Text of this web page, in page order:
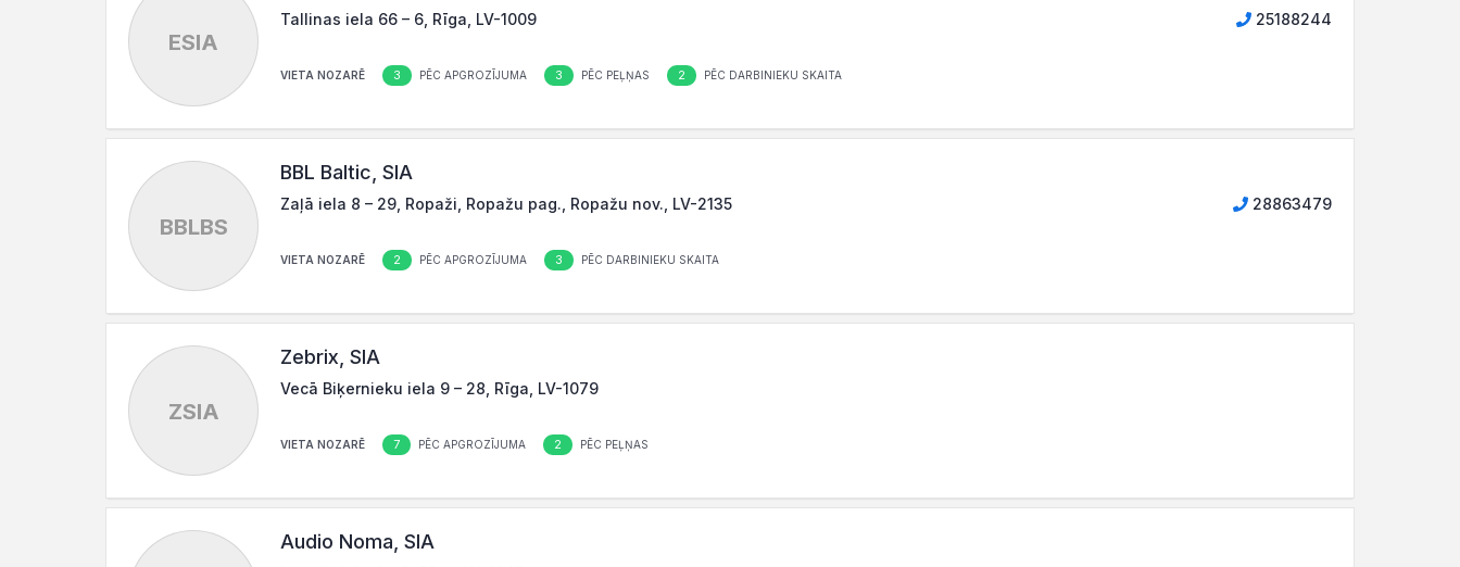
ESIA
Tallinas iela 66 – 6, Rīga, LV-1009 25188244
VIETA NOZARĒ 3 PĒC APGROZĪJUMA 3 PĒC PEĻŅAS 2 PĒC DARBINIEKU SKAITA
BBLBS
BBL Baltic, SIA
Zaļā iela 8 – 29, Ropaži, Ropažu pag., Ropažu nov., LV-2135 28863479
VIETA NOZARĒ 2 PĒC APGROZĪJUMA 3 PĒC DARBINIEKU SKAITA
ZSIA
Zebrix, SIA
Vecā Biķernieku iela 9 – 28, Rīga, LV-1079
VIETA NOZARĒ 7 PĒC APGROZĪJUMA 2 PĒC PEĻŅAS
Audio Noma, SIA